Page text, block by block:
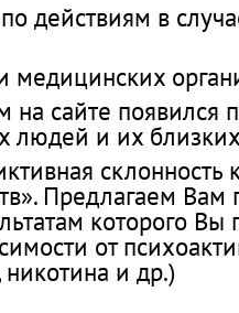
действиям в
медицинских
на сайте появился
людей и их
склонность
Предлагаем
которого Вы
от
никотина и др.)